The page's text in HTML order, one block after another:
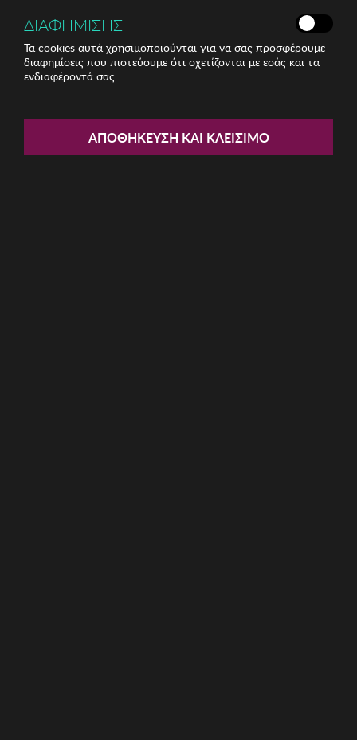
Γυναικείο Βραχιόλι Solyn
ΔΙΑΦΗΜΙΣΗΣ
Τα cookies αυτά χρησιμοποιούνται για να σας προσφέρουμε
διαφημίσεις που πιστεύουμε ότι σχετίζονται με εσάς και τα
ενδιαφέροντά σας.
ΑΠΟΘΉΚΕΥΣΗ ΚΑΙ ΚΛΕΊΣΙΜΟ